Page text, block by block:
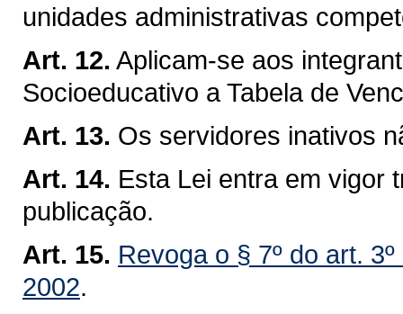
unidades administrativas
Art. 12. Aplicam-se aos
Socioeducativo a Tabela de
Art. 13. Os servidores inativos
Art. 14. Esta Lei entra em vigor
publicação.
Art. 15. Revoga o § 7º do art.
2002.